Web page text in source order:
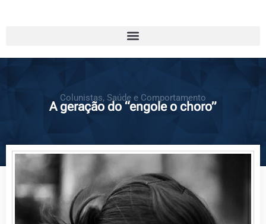
Colunistas, Saúde e Comportamento
A geração do “engole o choro”